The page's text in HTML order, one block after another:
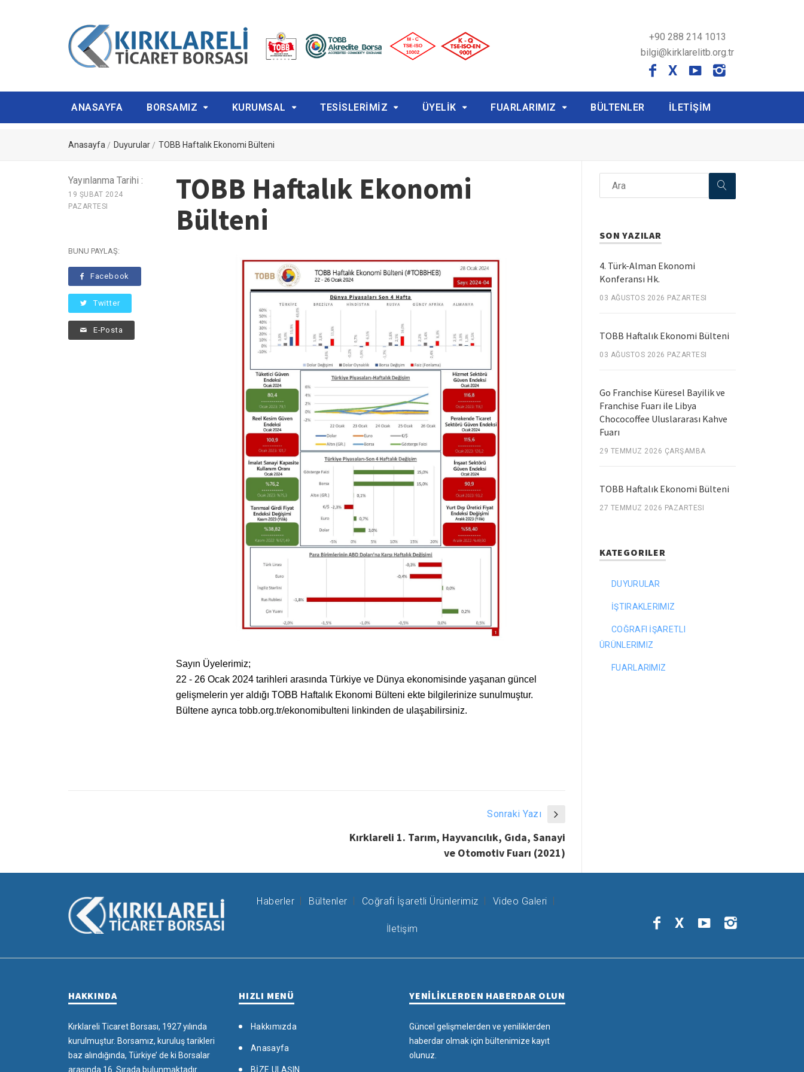
+90 288 214 1013
bilgi@kirklarelitb.org.tr
X
ANASAYFA BORSAMIZ KURUMSAL TESİSLERİMİZ ÜYELİK FUARLARIMIZ BÜLTENLER İLETİŞİM
Anasayfa Duyurular TOBB Haftalık Ekonomi Bülteni
Yayınlanma Tarihi :
19 ŞUBAT 2024
PAZARTESI
BUNU PAYLAŞ:
Facebook
Twitter
E-Posta
TOBB Haftalık Ekonomi
Bülteni
Sayın Üyelerimiz;
22 - 26 Ocak 2024 tarihleri arasında Türkiye ve Dünya ekonomisinde yaşanan güncel
gelişmelerin yer aldığı TOBB Haftalık Ekonomi Bülteni ekte bilgilerinize sunulmuştur.
Bültene ayrıca tobb.org.tr/ekonomibulteni linkinden de ulaşabilirsiniz.
Sonraki Yazı
Kırklareli 1. Tarım, Hayvancılık, Gıda, Sanayi
ve Otomotiv Fuarı (2021)
SON YAZILAR
4. Türk-Alman Ekonomi
Konferansı Hk.
03 AĞUSTOS 2026 PAZARTESI
TOBB Haftalık Ekonomi Bülteni
03 AĞUSTOS 2026 PAZARTESI
Go Franchise Küresel Bayilik ve
Franchise Fuarı ile Libya
Chococoffee Uluslararası Kahve
Fuarı
29 TEMMUZ 2026 ÇARŞAMBA
TOBB Haftalık Ekonomi Bülteni
27 TEMMUZ 2026 PAZARTESI
KATEGORILER
DUYURULAR
İŞTIRAKLERIMIZ
COĞRAFI İŞARETLI
ÜRÜNLERIMIZ
FUARLARIMIZ
Haberler Bültenler Coğrafi İşaretli Ürünlerimiz Video Galeri
İletişim X
HAKKINDA
Kırklareli Ticaret Borsası, 1927 yılında
kurulmuştur. Borsamız, kuruluş tarikleri
baz alındığında, Türkiye’ de ki Borsalar
arasında 16. Sırada bulunmaktadır.
HIZLI MENÜ
Hakkımızda
Anasayfa
BİZE ULAŞIN
YENİLİKLERDEN HABERDAR OLUN
Güncel gelişmelerden ve yeniliklerden
haberdar olmak için bültenimize kayıt
olunuz.